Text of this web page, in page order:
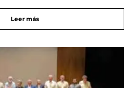
Leer más